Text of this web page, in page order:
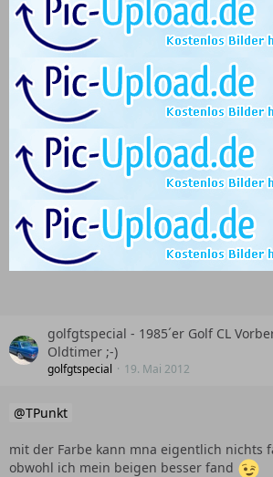
golfgtspecial - 1985´er Golf CL
Oldtimer ;-)
golfgtspecial 19. Mai 2012
TPunkt
mit der Farbe kann mna eigentlich nichts
obwohl ich mein beigen besser fand